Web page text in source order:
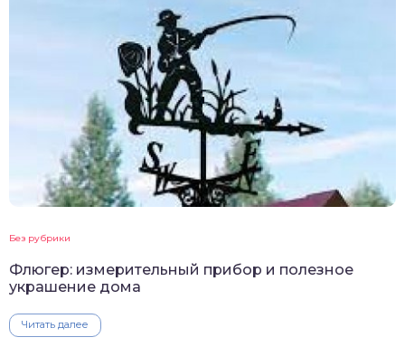
Без рубрики
Флюгер: измерительный прибор и полезное
украшение дома
Читать далее